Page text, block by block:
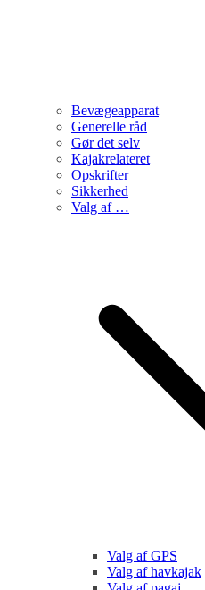
Bevægeapparat
Generelle råd
Gør det selv
Kajakrelateret
Opskrifter
Sikkerhed
Valg af …
Valg af GPS
Valg af havkajak